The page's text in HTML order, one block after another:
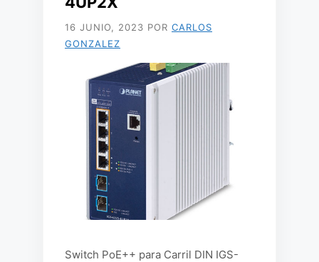
16 JUNIO, 2023 POR CARLOS
GONZALEZ
Switch PoE++ para Carril DIN IGS-